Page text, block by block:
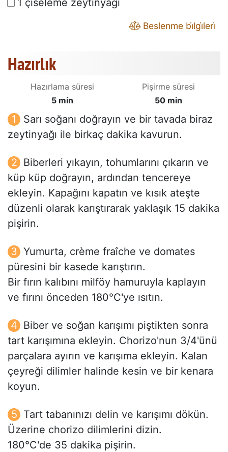
1 çiseleme zeytinyağı
Beslenme bi̇lgi̇leri̇
Hazırlık
Hazırlama süresi
5 min
Pişirme süresi
50 min
Sarı soğanı doğrayın ve bir tavada biraz
zeytinyağı ile birkaç dakika kavurun.
Biberleri yıkayın, tohumlarını çıkarın ve
küp küp doğrayın, ardından tencereye
ekleyin. Kapağını kapatın ve kısık ateşte
düzenli olarak karıştırarak yaklaşık 15 dakika
pişirin.
Yumurta, crème fraîche ve domates
püresini bir kasede karıştırın.
Bir fırın kalıbını milföy hamuruyla kaplayın
ve fırını önceden 180°C'ye ısıtın.
Biber ve soğan karışımı piştikten sonra
tart karışımına ekleyin. Chorizo'nun 3/4'ünü
parçalara ayırın ve karışıma ekleyin. Kalan
çeyreği dilimler halinde kesin ve bir kenara
koyun.
Tart tabanınızı delin ve karışımı dökün.
Üzerine chorizo dilimlerini dizin.
180°C'de 35 dakika pişirin.